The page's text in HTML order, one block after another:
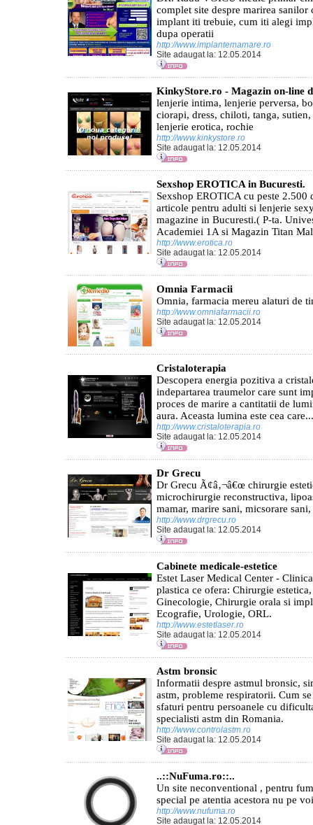
complet site despre marirea sanilor
implant iti trebuie, cum iti alegi
dupa operatii
http://www.implantemamare.ro
Site adaugat la: 12.05.2014
KinkyStore.ro - Magazin on-line
lenjerie intima, lenjerie perversa,
ciorapi, dress, chiloti, tanga,
lenjerie erotica, rochie
http://www.kinkystore.ro
Site adaugat la: 12.05.2014
Sexshop EROTICA in Bucuresti.
Sexshop EROTICA cu peste
articole pentru adulti si lenjerie
magazine in Bucuresti.( P-ta.
Academiei 1A si Magazin Titan
http://www.erotica.ro
Site adaugat la: 12.05.2014
Omnia Farmacii
Omnia, farmacia mereu alaturi de
http://www.omniafarmacii.ro
Site adaugat la: 12.05.2014
Cristaloterapia
Descopera energia pozitiva a
indepartarea traumelor care sunt
proces de marire a cantitatii de
aura. Aceasta lumina este cea care...
http://www.cristaloterapia.ro
Site adaugat la: 12.05.2014
Dr Grecu
Dr Grecu Ã¢â‚¬â€œ chirurgie
microchirurgie reconstructiva,
mamar, marire sani, micsorare
http://www.drgrecu.ro
Site adaugat la: 12.05.2014
Cabinete medicale-estetice
Estet Laser Medical Center -
plastica ce ofera: Chirurgie
Ginecologie, Chirurgie orala si
Ecografie, Urologie, ORL.
http://www.estetlaser.ro
Site adaugat la: 12.05.2014
Astm bronsic
Informatii despre astmul bronsic,
astm, probleme respiratorii. Cum
sfaturi pentru persoanele cu
specialisti astm din Romania.
http://www.controlastm.ro
Site adaugat la: 12.05.2014
..::NuFuma.ro::..
Un site neconventional , pentru
special pe atentia acestora nu pe
http://www.nufuma.ro
Site adaugat la: 12.05.2014